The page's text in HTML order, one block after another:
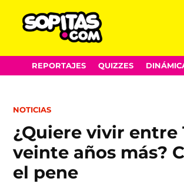
Skip
to
REPORTAJES QUIZZES
POSTED
NOTICIAS
¿Quiere vivir entre
veinte años más?
el pene